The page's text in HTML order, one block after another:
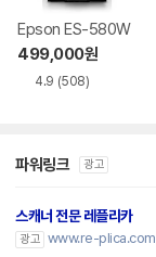
Epson ES-580W
499,000원
4.9 (508)
파워링크 광고
스캐너 전문 레플리카
광고 www.re-plica.com